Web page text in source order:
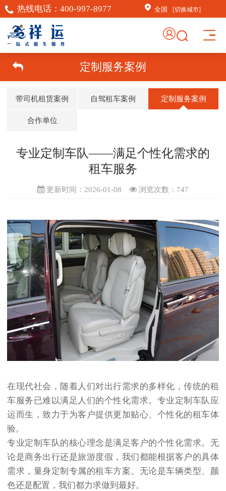
热线电话： 400-997-8977 全国 [切换城市]
定制服务案例
带司机租赁案例 自驾租车案例 定制服务案例
合作单位
专业定制车队——满足个性化需求的
租车服务
更新时间：2026-01-08 浏览次数： 747
在现代社会，随着人们对出行需求的多样化，传统的租
车服务已难以满足人们的个性化需求。专业定制车队应
运而生，致力于为客户提供更加贴心、个性化的租车体
验。
专业定制车队的核心理念是满足客户的个性化需求。无
论是商务出行还是旅游度假，我们都能根据客户的具体
需求，量身定制专属的租车方案。无论是车辆类型、颜
色还是配置，我们都力求做到最好。
感谢信任！
限公司周琦竭诚为您服
常见问题